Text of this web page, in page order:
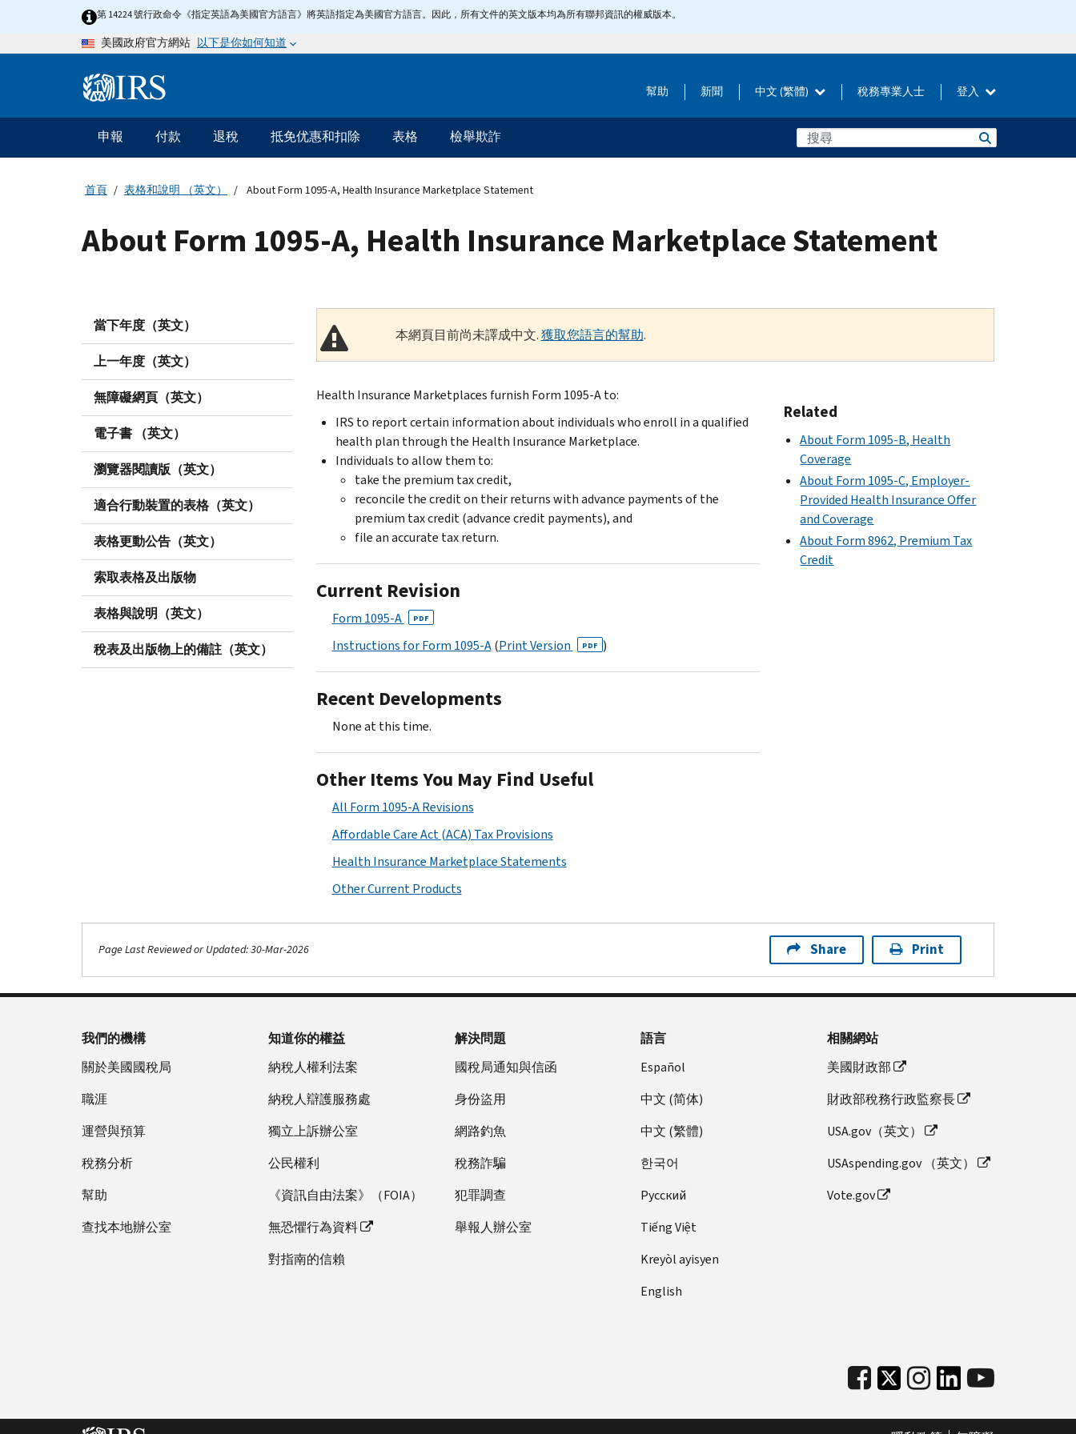
第 14224 號行政命令《指定英語為美國官方語言》將英語指定為美國官方語言。因此，所有文件的英文版本均為所有聯邦資訊的權威版本。
美國政府官方網站 以下是你如何知道
Information 幫助 新聞 中文 (繁體) 稅務專業人士 登入
主
要
導
申報 付款 退稅 抵免优惠和扣除 表格 檢舉欺詐
首頁 表格和說明 （英文） About Form 1095-A, Health Insurance Marketplace Statement
About Form 1095-A, Health Insurance Marketplace Statement
當下年度（英文）
上一年度（英文）
無障礙網頁（英文）
電子書 （英文）
瀏覽器閱讀版（英文）
適合行動裝置的表格（英文）
表格更動公告（英文）
索取表格及出版物
表格與說明（英文）
稅表及出版物上的備註（英文）
本網頁目前尚未譯成中文.獲取您語言的幫助.
Health Insurance Marketplaces furnish Form 1095-A to:
IRS to report certain information about individuals who enroll in a qualified
health plan through the Health Insurance Marketplace.
Individuals to allow them to:
take the premium tax credit,
reconcile the credit on their returns with advance payments of the
premium tax credit (advance credit payments), and
file an accurate tax return.
Current Revision
Form 1095-A PDF
Instructions for Form 1095-A(Print Version PDF )
Recent Developments
None at this time.
Other Items You May Find Useful
All Form 1095-A Revisions
Affordable Care Act (ACA) Tax Provisions
Health Insurance Marketplace Statements
Other Current Products
Related
About Form 1095-B, Health
Coverage
About Form 1095-C, Employer-
Provided Health Insurance Offer
and Coverage
About Form 8962, Premium Tax
Credit
Page Last Reviewed or Updated: 30-Mar-2026 Share Print
我們的機構
關於美國國稅局
職涯
運營與預算
稅務分析
幫助
查找本地辦公室
知道你的權益
納稅人權利法案
納稅人辯護服務處
獨立上訴辦公室
公民權利
《資訊自由法案》（FOIA）
無恐懼行為資料
對指南的信賴
解決問題
國稅局通知與信函
身份盜用
網路釣魚
稅務詐騙
犯罪調查
舉報人辦公室
語言
Español
中文 (简体)
中文 (繁體)
한국어
Pусский
Tiếng Việt
Kreyòl ayisyen
English
相關網站
美國財政部
財政部稅務行政監察長
USA.gov（英文）
USAspending.gov （英文）
Vote.gov